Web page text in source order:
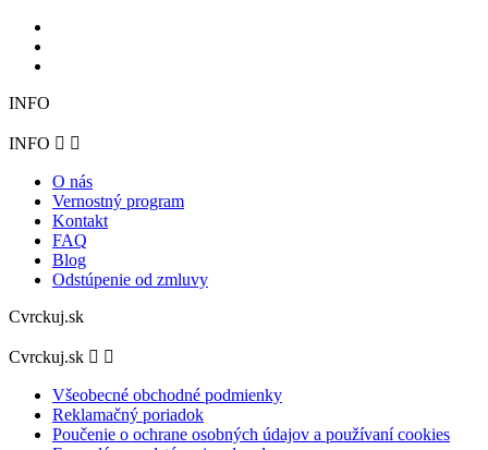
INFO
INFO  
O nás
Vernostný program
Kontakt
FAQ
Blog
Odstúpenie od zmluvy
Cvrckuj.sk
Cvrckuj.sk  
Všeobecné obchodné podmienky
Reklamačný poriadok
Poučenie o ochrane osobných údajov a používaní cookies